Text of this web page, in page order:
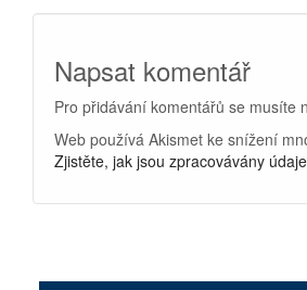
Napsat komentář
Pro přidávání komentářů se musíte
Web používá Akismet ke snížení
Zjistěte, jak jsou zpracovávány